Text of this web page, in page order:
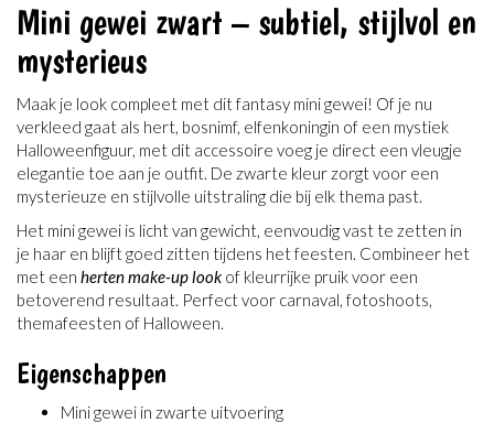
Mini gewei zwart – subtiel, stijlvol en
mysterieus
Maak je look compleet met dit fantasy mini gewei! Of je nu
verkleed gaat als hert, bosnimf, elfenkoningin of een mystiek
Halloweenfiguur, met dit accessoire voeg je direct een vleugje
elegantie toe aan je outfit. De zwarte kleur zorgt voor een
mysterieuze en stijlvolle uitstraling die bij elk thema past.
Het mini gewei is licht van gewicht, eenvoudig vast te zetten in
je haar en blijft goed zitten tijdens het feesten. Combineer het
met een herten make-up look of kleurrijke pruik voor een
betoverend resultaat. Perfect voor carnaval, fotoshoots,
themafeesten of Halloween.
Eigenschappen
Mini gewei in zwarte uitvoering